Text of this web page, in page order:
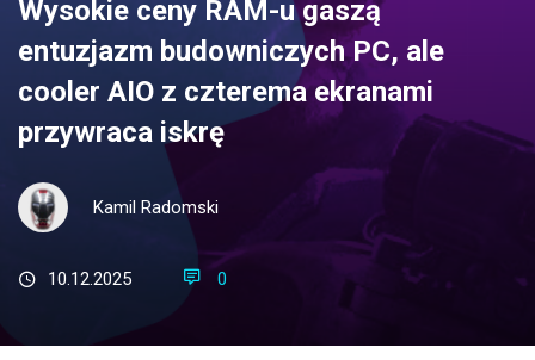
Wysokie ceny RAM-u gaszą
entuzjazm budowniczych PC, ale
cooler AIO z czterema ekranami
przywraca iskrę
Kamil Radomski
10.12.2025 0